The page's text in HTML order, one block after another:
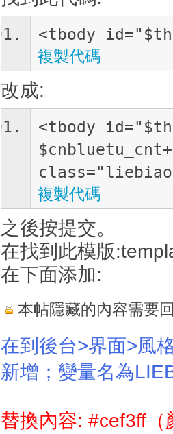
<tbody
複製代碼
改成:
<tbody
複製代碼
之後按提交。
在找到此模版
在下面添加:
本帖隱藏的內容需要
在到後台>界面>風
新增；變量名
替換內容: #cef3ff（